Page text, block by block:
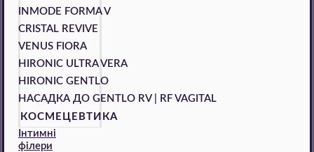
INMODE FORMA V
CRISTAL REVIVE
VENUS FIORA
HIRONIC ULTRA VERA
HIRONIC GENTLO
НАСАДКА ДО GENTLO RV | RF VAGITAL
КОСМЕЦЕВТИКА
Інтимні
філери